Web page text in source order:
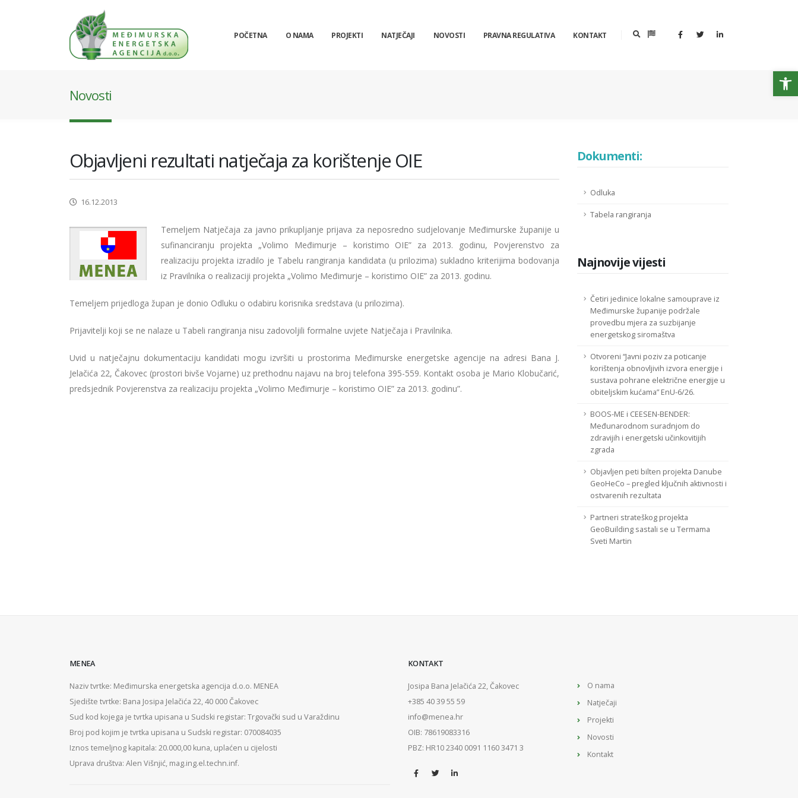
POČETNA O NAMA PROJEKTI NATJEČAJI NOVOSTI PRAVNA REGULATIVA KONTAKT
Novosti
Objavljeni rezultati natječaja za korištenje OIE
16.12.2013
Temeljem Natječaja za javno prikupljanje prijava za neposredno sudjelovanje Međimurske županije u
sufinanciranju projekta „Volimo Međimurje – koristimo OIE” za 2013. godinu, Povjerenstvo za
realizaciju projekta izradilo je Tabelu rangiranja kandidata (u prilozima) sukladno kriterijima bodovanja
iz Pravilnika o realizaciji projekta „Volimo Međimurje – koristimo OIE” za 2013. godinu.
Temeljem prijedloga župan je donio Odluku o odabiru korisnika sredstava (u prilozima).
Prijavitelji koji se ne nalaze u Tabeli rangiranja nisu zadovoljili formalne uvjete Natječaja i Pravilnika.
Uvid u natječajnu dokumentaciju kandidati mogu izvršiti u prostorima Međimurske energetske agencije na adresi Bana J.
Jelačića 22, Čakovec (prostori bivše Vojarne) uz prethodnu najavu na broj telefona 395-559. Kontakt osoba je Mario Klobučarić,
predsjednik Povjerenstva za realizaciju projekta „Volimo Međimurje – koristimo OIE” za 2013. godinu”.
Dokumenti:
Odluka
Tabela rangiranja
Najnovije vijesti
Četiri jedinice lokalne samouprave iz
Međimurske županije podržale
provedbu mjera za suzbijanje
energetskog siromaštva
Otvoreni “Javni poziv za poticanje
korištenja obnovljivih izvora energije i
sustava pohrane električne energije u
obiteljskim kućama” EnU-6/26.
BOOS-ME i CEESEN-BENDER:
Međunarodnom suradnjom do
zdravijih i energetski učinkovitijih
zgrada
Objavljen peti bilten projekta Danube
GeoHeCo – pregled ključnih aktivnosti i
ostvarenih rezultata
Partneri strateškog projekta
GeoBuilding sastali se u Termama
Sveti Martin
MENEA
Naziv tvrtke: Međimurska energetska agencija d.o.o. MENEA
Sjedište tvrtke: Bana Josipa Jelačića 22, 40 000 Čakovec
Sud kod kojega je tvrtka upisana u Sudski registar: Trgovački sud u Varaždinu
Broj pod kojim je tvrtka upisana u Sudski registar: 070084035
Iznos temeljnog kapitala: 20.000,00 kuna, uplaćen u cijelosti
Uprava društva: Alen Višnjić, mag.ing.el.techn.inf.
KONTAKT
Josipa Bana Jelačića 22, Čakovec
+385 40 39 55 59
info@menea.hr
OIB: 78619083316
PBZ: HR10 2340 0091 1160 3471 3
O nama
Natječaji
Projekti
Novosti
Kontakt